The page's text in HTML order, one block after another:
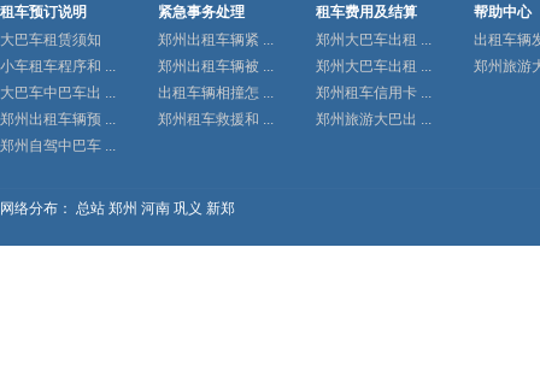
租车预订说明
大巴车租赁须知
小车租车程序和 ...
大巴车中巴车出 ...
郑州出租车辆预 ...
郑州自驾中巴车 ...
紧急事务处理
郑州出租车辆紧 ...
郑州出租车辆被 ...
出租车辆相撞怎 ...
郑州租车救援和 ...
租车费用及结算
郑州大巴车出租 ...
郑州大巴车出租 ...
郑州租车信用卡 ...
郑州旅游大巴出 ...
帮助中心
出租车辆
郑州旅游
网络分布： 总站 郑州 河南 巩义 新郑